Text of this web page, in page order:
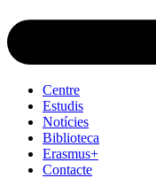
Centre
Estudis
Notícies
Biblioteca
Erasmus+
Contacte